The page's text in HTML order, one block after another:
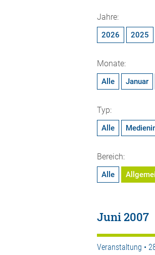
Jahre:
2026 2025
Monate:
Alle Januar
Typ:
Alle
Bereich:
Alle
Juni 2007
Veranstaltung •